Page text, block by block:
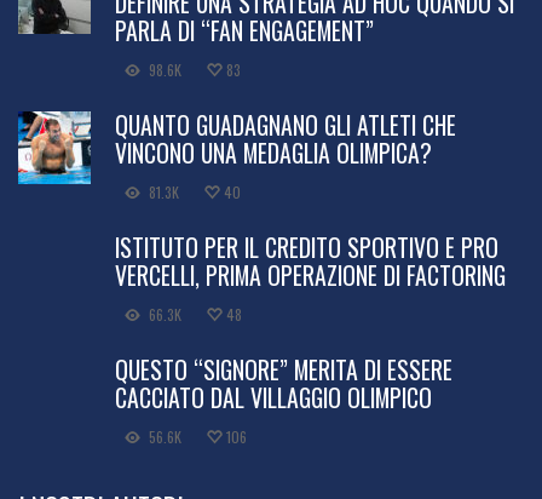
PARLA DI “FAN ENGAGEMENT”
98.6K 83
QUANTO GUADAGNANO GLI ATLETI CHE
VINCONO UNA MEDAGLIA OLIMPICA?
81.3K 40
ISTITUTO PER IL CREDITO SPORTIVO E PRO
VERCELLI, PRIMA OPERAZIONE DI FACTORING
66.3K 48
QUESTO “SIGNORE” MERITA DI ESSERE
CACCIATO DAL VILLAGGIO OLIMPICO
56.6K 106